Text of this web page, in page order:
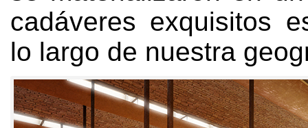
cadáveres exquisitos
lo largo de nuestra